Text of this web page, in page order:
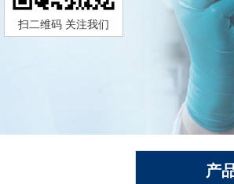
产
扫二维码 关注我们